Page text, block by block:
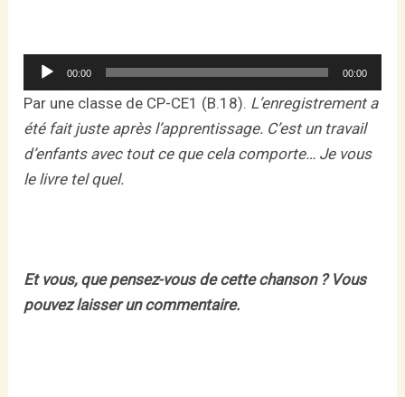
Lecteur
audio
00:00 00:00
Par une classe de CP-CE1 (B.18). L’enregistrement a
été fait juste après l’apprentissage. C’est un travail
d’enfants avec tout ce que cela comporte… Je vous
le livre tel quel.
Et vous, que pensez-vous de cette chanson ? Vous
pouvez laisser un commentaire.